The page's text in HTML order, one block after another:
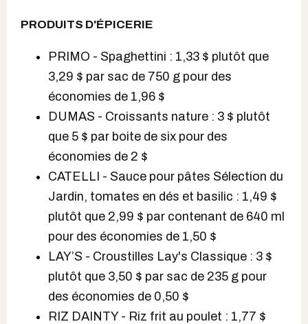
PRODUITS D'ÉPICERIE
PRIMO - Spaghettini : 1,33 $ plutôt que
3,29 $ par sac de 750 g pour des
économies de 1,96 $
DUMAS - Croissants nature : 3 $ plutôt
que 5 $ par boite de six pour des
économies de 2 $
CATELLI - Sauce pour pâtes Sélection du
Jardin, tomates en dés et basilic : 1,49 $
plutôt que 2,99 $ par contenant de 640 ml
pour des économies de 1,50 $
LAY’S - Croustilles Lay's Classique : 3 $
plutôt que 3,50 $ par sac de 235 g pour
des économies de 0,50 $
RIZ DAINTY - Riz frit au poulet : 1,77 $